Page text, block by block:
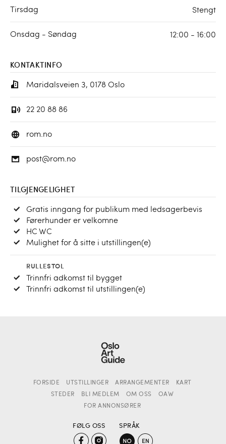
Tirsdag Stengt
Onsdag - Søndag 12:00 - 16:00
KONTAKTINFO
Maridalsveien 3, 0178 Oslo
22 20 88 86
rom.no
post@rom.no
TILGJENGELIGHET
Gratis inngang for publikum med ledsagerbevis
Førerhunder er velkomne
HC WC
Mulighet for å sitte i utstillingen(e)
RULLESTOL
Trinnfri adkomst til bygget
Trinnfri adkomst til utstillingen(e)
FORSIDE UTSTILLINGER ARRANGEMENTER
KART
STEDER
BLI MEDLEM OM OSS
OAW
FOR ANNONSØRER
FØLG OSS SPRÅK